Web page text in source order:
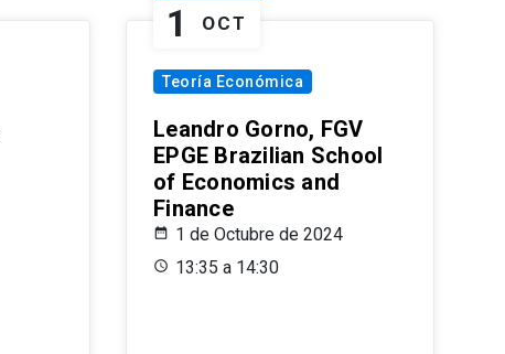
1 OCT
Teoría Económica
Leandro Gorno, FGV
EPGE Brazilian School
of Economics and
Finance
1 de Octubre de 2024
13:35 a 14:30